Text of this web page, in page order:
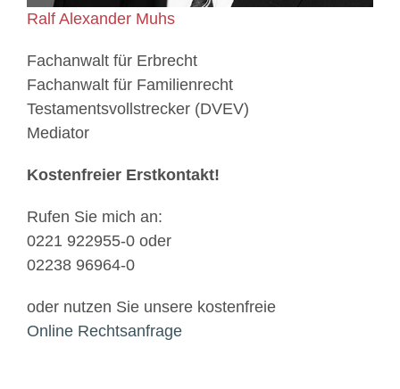
Ralf Alexander Muhs
Fachanwalt für Erbrecht
Fachanwalt für Familienrecht
Testamentsvollstrecker (DVEV)
Mediator
Kostenfreier Erstkontakt!
Rufen Sie mich an:
0221 922955-0 oder
02238 96964-0
oder nutzen Sie unsere kostenfreie
Online Rechtsanfrage